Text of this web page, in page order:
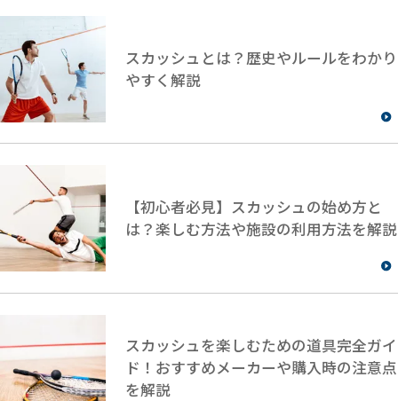
スカッシュとは？歴史やルールをわかり
やすく解説
【初心者必見】スカッシュの始め方と
は？楽しむ方法や施設の利用方法を解説
スカッシュを楽しむための道具完全ガイ
ド！おすすめメーカーや購入時の注意点
を解説